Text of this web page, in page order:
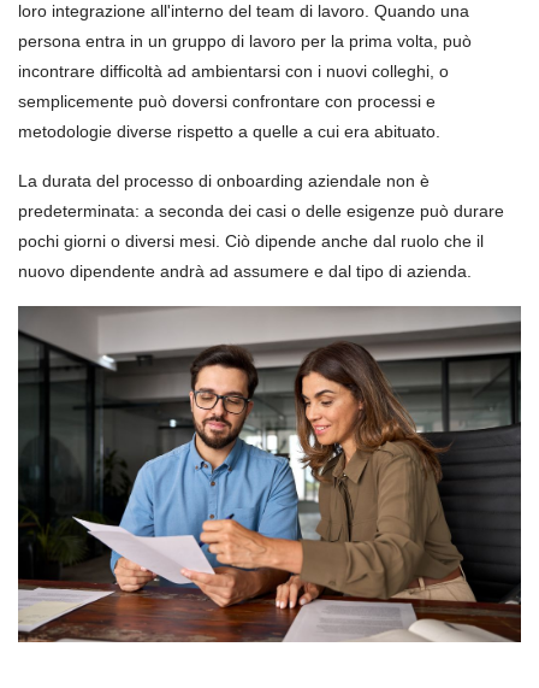
loro integrazione all'interno del team di lavoro. Quando una
persona entra in un gruppo di lavoro per la prima volta, può
incontrare difficoltà ad ambientarsi con i nuovi colleghi, o
semplicemente può doversi confrontare con processi e
metodologie diverse rispetto a quelle a cui era abituato.
La durata del processo di onboarding aziendale non è
predeterminata: a seconda dei casi o delle esigenze può durare
pochi giorni o diversi mesi. Ciò dipende anche dal ruolo che il
nuovo dipendente andrà ad assumere e dal tipo di azienda.